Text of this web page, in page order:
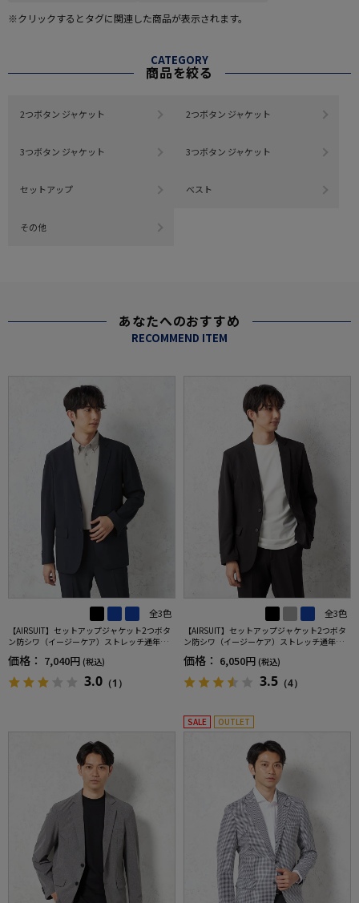
※クリックするとタグに関連した商品が表示されます。
CATEGORY
商品を絞る
2つボタン ジャケット 2つボタン ジャケット
3つボタン ジャケット 3つボタン ジャケット
セットアップ ベスト
その他
あなたへのおすすめ
RECOMMEND ITEM
全3色
【AIRSUIT】セットアップジャケット2つボタ
ン防シワ（イージーケア）ストレッチ通年吸
汗速乾UVカット春夏
価格： 7,040円 (税込)
3.0 （1）
全3色
【AIRSUIT】セットアップジャケット2つボタ
ン防シワ（イージーケア）ストレッチ通年吸
汗速乾UVカット
価格： 6,050円 (税込)
3.5 （4）
SALE OUTLET